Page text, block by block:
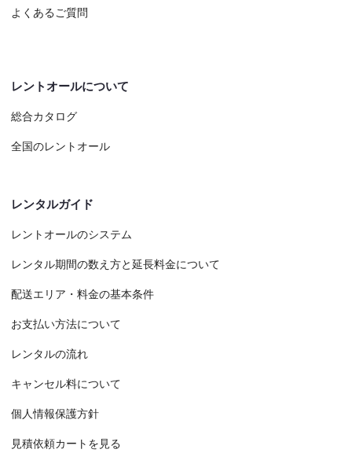
よくあるご質問
レントオールについて
総合カタログ
全国のレントオール
レンタルガイド
レントオールのシステム
レンタル期間の数え方と延長料金について
配送エリア・料金の基本条件
お支払い方法について
レンタルの流れ
キャンセル料について
個人情報保護方針
見積依頼カートを見る